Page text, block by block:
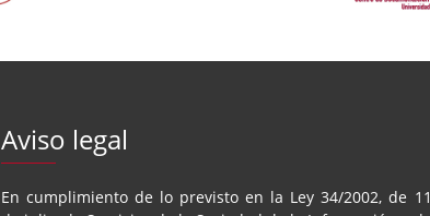
Aviso legal
En cumplimiento de lo previsto en la Ley 34/2002, de 11